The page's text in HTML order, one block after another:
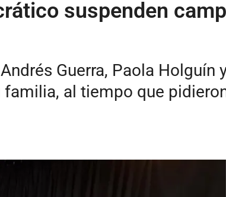
suspenden
Guerra, Paola Holguín
al tiempo que